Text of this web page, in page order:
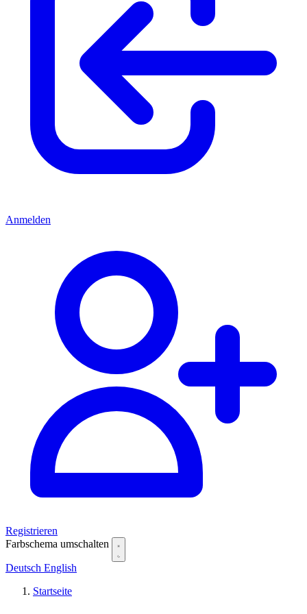
Anmelden
Registrieren
Farbschema umschalten
Deutsch English
Startseite